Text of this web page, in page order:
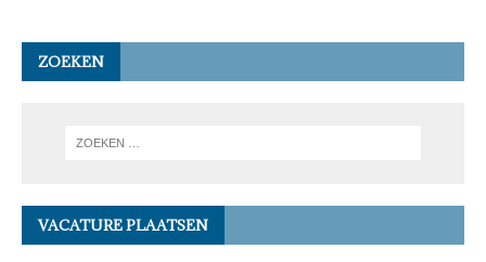
ZOEKEN
VACATURE PLAATSEN